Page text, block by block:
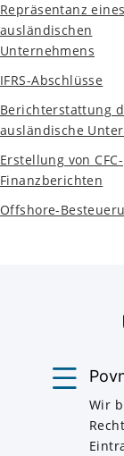
Repräsentanz eines
ausländischen
Unternehmens
IFRS-Abschlüsse
Berichterstattung
ausländische
Erstellung von CFC-
Finanzberichten
Offshore-
Wir